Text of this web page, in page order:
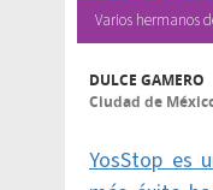
Varios hermanos
DULCE GAMERO
Ciudad de
YosStop es